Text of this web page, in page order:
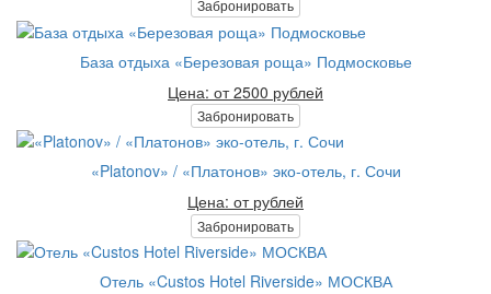
Забронировать
База отдыха «Березовая роща» Подмосковье
Цена: от 2500 рублей
Забронировать
«Platonov» / «Платонов» эко-отель, г. Сочи
Цена: от рублей
Забронировать
Отель «Custos Hotel Riverside» МОСКВА